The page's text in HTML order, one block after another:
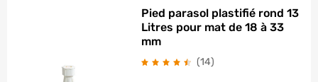
Pied parasol plastifié rond 13
Litres pour mat de 18 à 33
mm
(14)